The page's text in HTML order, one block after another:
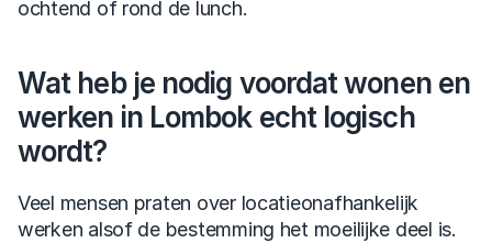
ochtend of rond de lunch.
Wat heb je nodig voordat wonen en
werken in Lombok echt logisch
wordt?
Veel mensen praten over locatieonafhankelijk
werken alsof de bestemming het moeilijke deel is.